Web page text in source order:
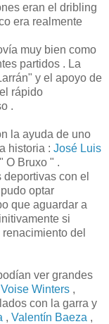
eran el dribling
era realmente
muy bien como
partidos . La
y el apoyo de
rápido
.
la ayuda de uno
historia : José Luis
O Bruxo " .
con el
optar
que aguardar a
si
del
ver grandes
Voise Winters ,
con la garra y
, Valentín Baeza ,